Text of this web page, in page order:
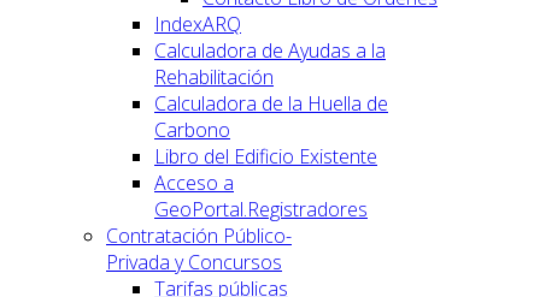
IndexARQ
Calculadora de Ayudas a la
Rehabilitación
Calculadora de la Huella de
Carbono
Libro del Edificio Existente
Acceso a
GeoPortal.Registradores
Contratación Público-
Privada y Concursos
Tarifas públicas